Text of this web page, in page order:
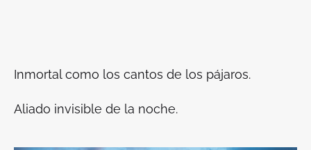
Inmortal como los cantos de los pájaros.
Aliado invisible de la noche.